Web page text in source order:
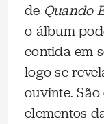
de Quando
o álbum
contida em
logo se
ouvinte.
elementos